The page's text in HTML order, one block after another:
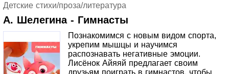
Детские стихи/проза/литература
А. Шелегина - Гимнасты
Познакомимся с новым видом спорта,
укрепим мышцы и научимся
распознавать негативные эмоции.
Лисёнок Айяяй предлагает своим
друзьям поиграть в гимнастов, чтобы